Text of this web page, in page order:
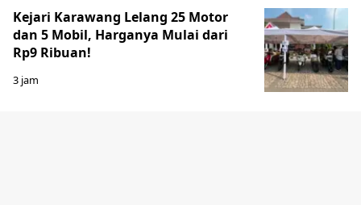
Kejari Karawang Lelang 25 Motor
dan 5 Mobil, Harganya Mulai dari
Rp9 Ribuan!
3 jam